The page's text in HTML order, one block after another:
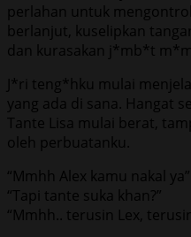
perlahan untuk
berlanjut, kuselipkan
dan kurasakan j*mb*t
J*ri teng*hku mulai
yang ada di sana. Hangat
Tante Lisa mulai berat,
oleh perbuatanku.
“Mmhh Alex kamu nakal
“Tapi tante suka khan?”
“Mmhh.. terusin Lex,